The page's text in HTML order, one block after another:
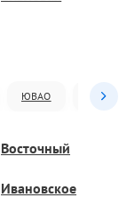
ЮВАО ЮАО
Восточный
Ивановское